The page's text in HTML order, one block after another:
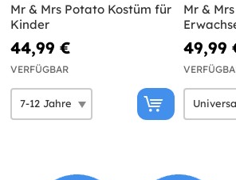
Mr & Mrs Potato Kostüm für
Kinder
44,99 €
VERFÜGBAR
Mr &
49,99